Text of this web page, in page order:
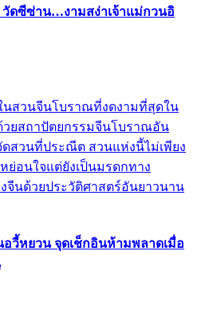
| วัดซีซ่าน…งามสง่าเจ้าแม่กวนอิ
นสวนจีนโบราณที่งดงามที่สุดใน
ด้วยสถาปัตยกรรมจีนโบราณอัน
ดสวนที่ประณีต สวนแห่งนี้ไม่เพียง
อนใจแต่ยังเป็นมรดกทาง
นด้วยประวัติศาสตร์อันยาวนาน
อวี้หยวน จุดเช็กอินห้ามพลาดเมื่อ